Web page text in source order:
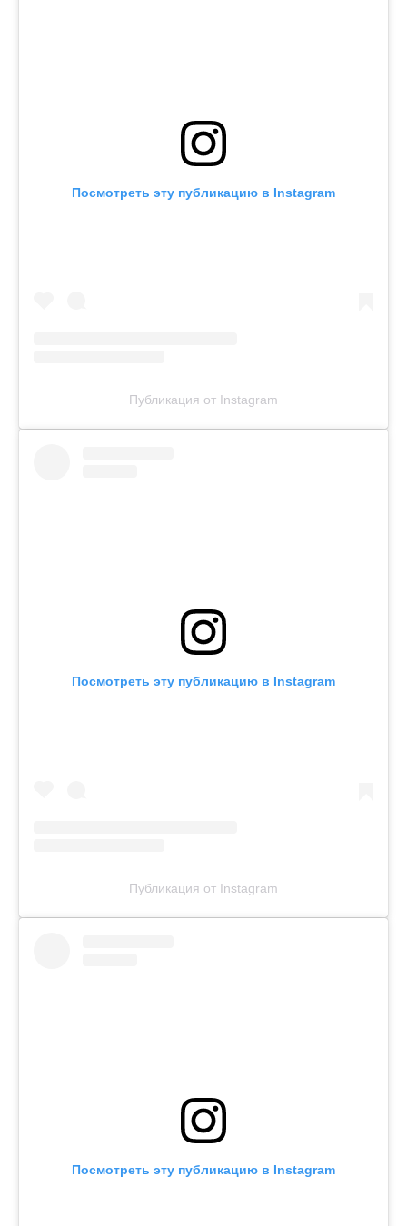
Посмотреть эту публикацию в Instagram
Публикация от Instagram
Посмотреть эту публикацию в Instagram
Публикация от Instagram
Посмотреть эту публикацию в Instagram